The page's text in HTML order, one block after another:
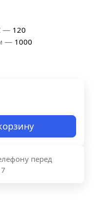
— 120
— 1000
перед